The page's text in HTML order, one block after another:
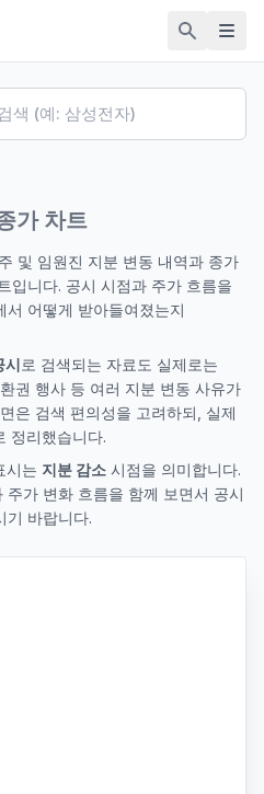
가 차트
및 임원진 지분 변동 내역과 종가
입니다. 공시 시점과 주가 흐름을
어떻게 받아들여졌는지
시로 검색되는 자료도 실제로는
권 행사 등 여러 지분 변동 사유가
은 검색 편의성을 고려하되, 실제
정리했습니다.
시는 지분 감소 시점을 의미합니다.
주가 변화 흐름을 함께 보면서 공시
기 바랍니다.